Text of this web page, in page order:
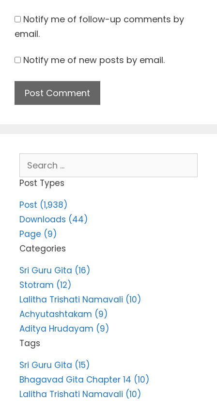
Notify me of follow-up comments by
email.
Notify me of new posts by email.
for:
Post Types
Post (1,938)
Downloads (44)
Page (9)
Categories
Sri Guru Gita (16)
Stotram (12)
Lalitha Trishati Namavali (10)
Achyutashtakam (9)
Aditya Hrudayam (9)
Tags
Sri Guru Gita (15)
Bhagavad Gita Chapter 14 (10)
Lalitha Trishati Namavali (10)